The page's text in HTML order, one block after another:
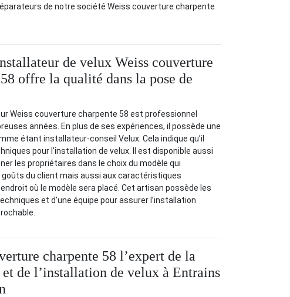
de notre société Weiss couverture charpente
de velux Weiss couverture
offre la qualité dans la pose de
Weiss couverture charpente 58 est professionnel
années. En plus de ses expériences, il possède une
étant installateur-conseil Velux. Cela indique qu’il
pour l’installation de velux. Il est disponible aussi
les propriétaires dans le choix du modèle qui
goûts du client mais aussi aux caractéristiques
où le modèle sera placé. Cet artisan possède les
et d’une équipe pour assurer l’installation
charpente 58 l’expert de la
de l’installation de velux à Entrains